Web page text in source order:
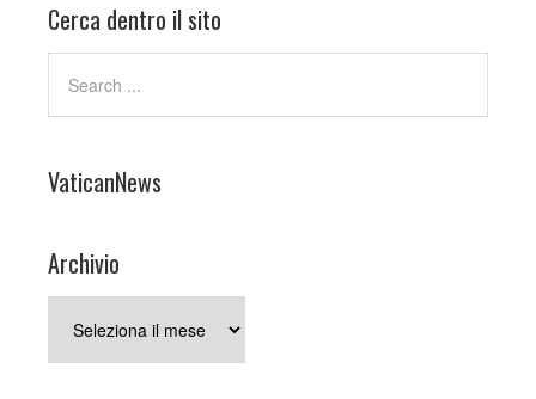
Cerca dentro il sito
VaticanNews
Archivio